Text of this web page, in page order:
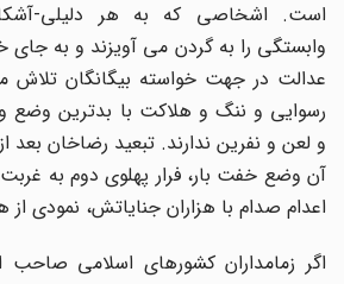
است. اشخاصی که به هر دلیلی-
وابستگی را به گردن می آویزند و به جای
عدالت در جهت خواسته بیگانگان تلاش
رسوایی و ننگ و هلاکت با بدترین وضع و
آن وضع خفت بار، فرار پهلوی دوم به غربت
اعدام صدام با هزاران جنایاتش، نمودی
اگر زمامداران کشورهای اسلامی صاحب